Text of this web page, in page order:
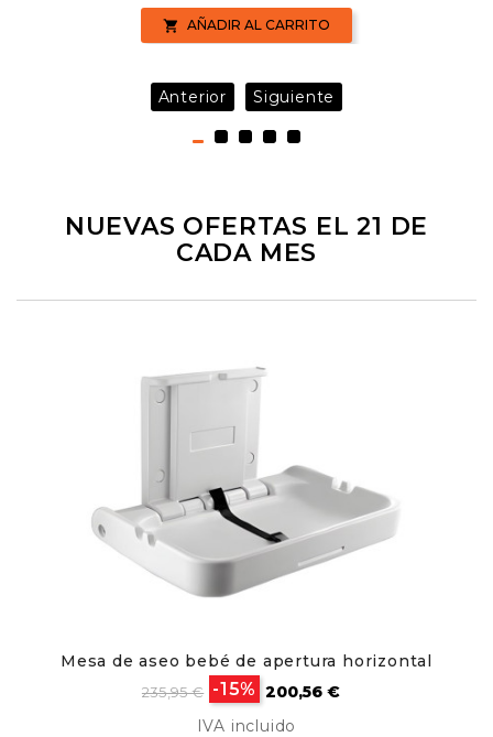
 AÑADIR AL CARRITO
Anterior Siguiente
NUEVAS OFERTAS EL 21 DE
CADA MES
Mesa de aseo bebé de apertura horizontal
Precio
235,95 € -15% Precio
200,56 €
IVA incluido